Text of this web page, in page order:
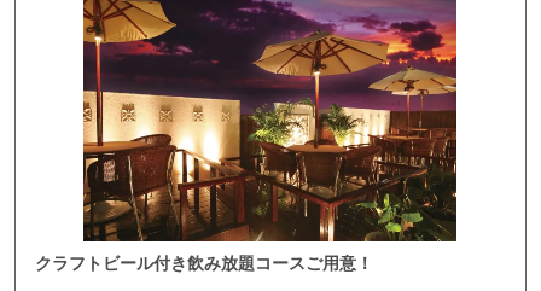
クラフトビール付き飲み放題コースご用意！